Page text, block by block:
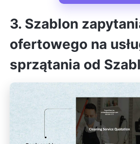
3. Szablon
ofertowego na
sprzątania od